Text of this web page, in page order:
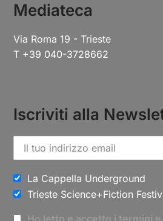
Mediateca
Via Roma 19 - Trieste
T +39 040-3728662
Iscriviti alla
La Cappella Underground
Trieste Science+Fiction